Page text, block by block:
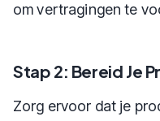
om vertragingen te
Stap 2: Bereid Je
Zorg ervoor dat je